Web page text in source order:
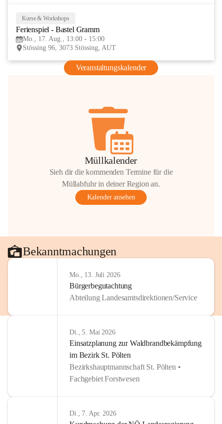
Kurse & Workshops
Ferienspiel - Bastel Gramm
Mo., 17. Aug., 13:00 - 15:00
Stössing 96, 3073 Stössing, AUT
Veranstaltungskalender
Müllkalender
Sieh dir die kommenden Termine für die
Müllabfuhr in deiner Region an.
Kalender ansehen
Bekanntmachungen
Mo., 13. Juli 2026
Bürgerbegutachtung
Abteilung Landesamtsdirektionen/Service
Di., 5. Mai 2026
Einsatzplanung zur Waldbrandbekämpfung
im Bezirk St. Pölten
Bezirkshauptmannschaft St. Pölten •
Fachgebiet Forstwesen
Di., 7. Apr. 2026